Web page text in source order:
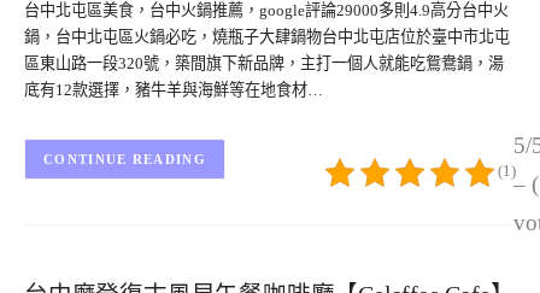
台中北屯區美食，台中火鍋推薦，google評論29000多則4.9高分台中火
鍋，台中北屯區火鍋必吃，燒瓶子大肆鍋物台中北屯店位於臺中市北屯
區東山路一段320號，築間旗下新品牌，主打一個人就能吃鴛鴦鍋，湯
底有12款選擇，豬牛羊與海鮮等在地食材…
5/
–
(1)
CONTINUE READING